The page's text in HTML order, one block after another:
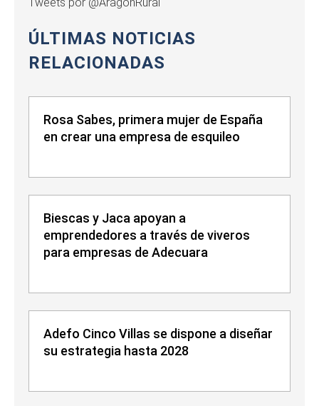
ÚLTIMAS NOTICIAS
RELACIONADAS
Rosa Sabes, primera mujer de España
en crear una empresa de esquileo
Biescas y Jaca apoyan a
emprendedores a través de viveros
para empresas de Adecuara
Adefo Cinco Villas se dispone a diseñar
su estrategia hasta 2028